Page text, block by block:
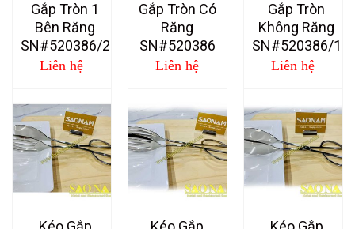
Gắp Tròn 1
Bên Răng
SN#520386/2
Liên hệ
Gắp Tròn Có
Răng
SN#520386
Liên hệ
Gắp Tròn
Không Răng
SN#520386/1
Liên hệ